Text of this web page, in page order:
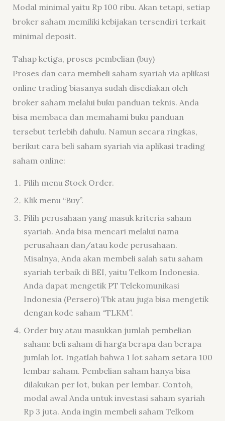
Modal minimal yaitu Rp 100 ribu. Akan tetapi, setiap
broker saham memiliki kebijakan tersendiri terkait
minimal deposit.
Tahap ketiga, proses pembelian (buy)
Proses dan cara membeli saham syariah via aplikasi
online trading biasanya sudah disediakan oleh
broker saham melalui buku panduan teknis. Anda
bisa membaca dan memahami buku panduan
tersebut terlebih dahulu. Namun secara ringkas,
berikut cara beli saham syariah via aplikasi trading
saham online:
Pilih menu Stock Order.
Klik menu “Buy”.
Pilih perusahaan yang masuk kriteria saham
syariah. Anda bisa mencari melalui nama
perusahaan dan/atau kode perusahaan.
Misalnya, Anda akan membeli salah satu saham
syariah terbaik di BEI, yaitu Telkom Indonesia.
Anda dapat mengetik PT Telekomunikasi
Indonesia (Persero) Tbk atau juga bisa mengetik
dengan kode saham “TLKM”.
Order buy atau masukkan jumlah pembelian
saham: beli saham di harga berapa dan berapa
jumlah lot. Ingatlah bahwa 1 lot saham setara 100
lembar saham. Pembelian saham hanya bisa
dilakukan per lot, bukan per lembar. Contoh,
modal awal Anda untuk investasi saham syariah
Rp 3 juta. Anda ingin membeli saham Telkom